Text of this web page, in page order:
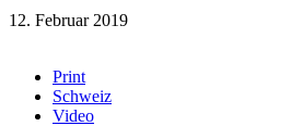
12. Februar 2019
Print
Schweiz
Video